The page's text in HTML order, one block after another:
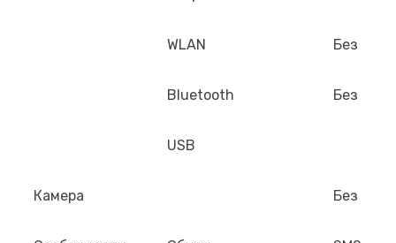
WLAN Без
Bluetooth Без
USB
Камера Без